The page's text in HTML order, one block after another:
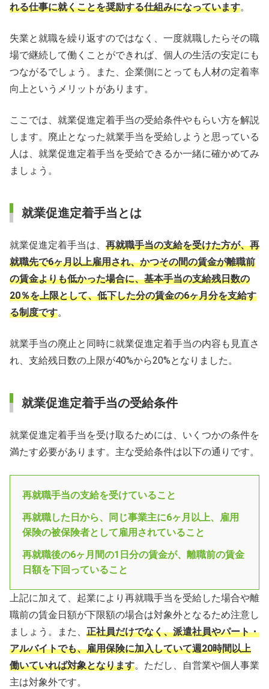
れる仕事に就くことを奨励する仕組みになっています。
失業と就職を繰り返すのではなく、一度就職したらその職
場で継続して働くことができれば、個人の生活の安定にも
つながるでしょう。また、企業側にとっても人材の定着率
向上というメリットがあります。
ここでは、就業促進定着手当の受給条件やもらい方を解説
します。廃止となった就業手当を受給しようと思っている
人は、就業促進定着手当を受給できるか一緒に確かめてみ
ましょう。
就業促進定着手当とは
就業促進定着手当は、 再就職手当の支給を受けた方が、再
就職先で6ヶ月以上雇用され、かつその間の賃金が離職前
の賃金よりも低かった場合に、基本手当の支給残日数の
20％を上限として、低下した分の賃金の6ヶ月分を支給す
る制度です。
就業手当の廃止と同時に就業促進定着手当の内容も見直さ
れ、支給残日数の上限が40%から20%となりました。
就業促進定着手当の受給条件
就業促進定着手当を受け取るためには、いくつかの条件を
満たす必要があります。主な受給条件は以下の通りです。
再就職手当の支給を受けていること
再就職した日から、同じ事業主に6ヶ月以上、雇用
保険の被保険者として雇用されていること
再就職後の6ヶ月間の1日分の賃金が、離職前の賃金
日額を下回っていること
上記に加えて、起業により再就職手当を受給した場合や離
職前の賃金日額が下限額の場合は対象外となるため注意し
ましょう。また、 正社員だけでなく、派遣社員やパート・
アルバイトでも、雇用保険に加入していて週20時間以上
働いていれば対象となります。ただし、自営業や個人事業
主は対象外です。